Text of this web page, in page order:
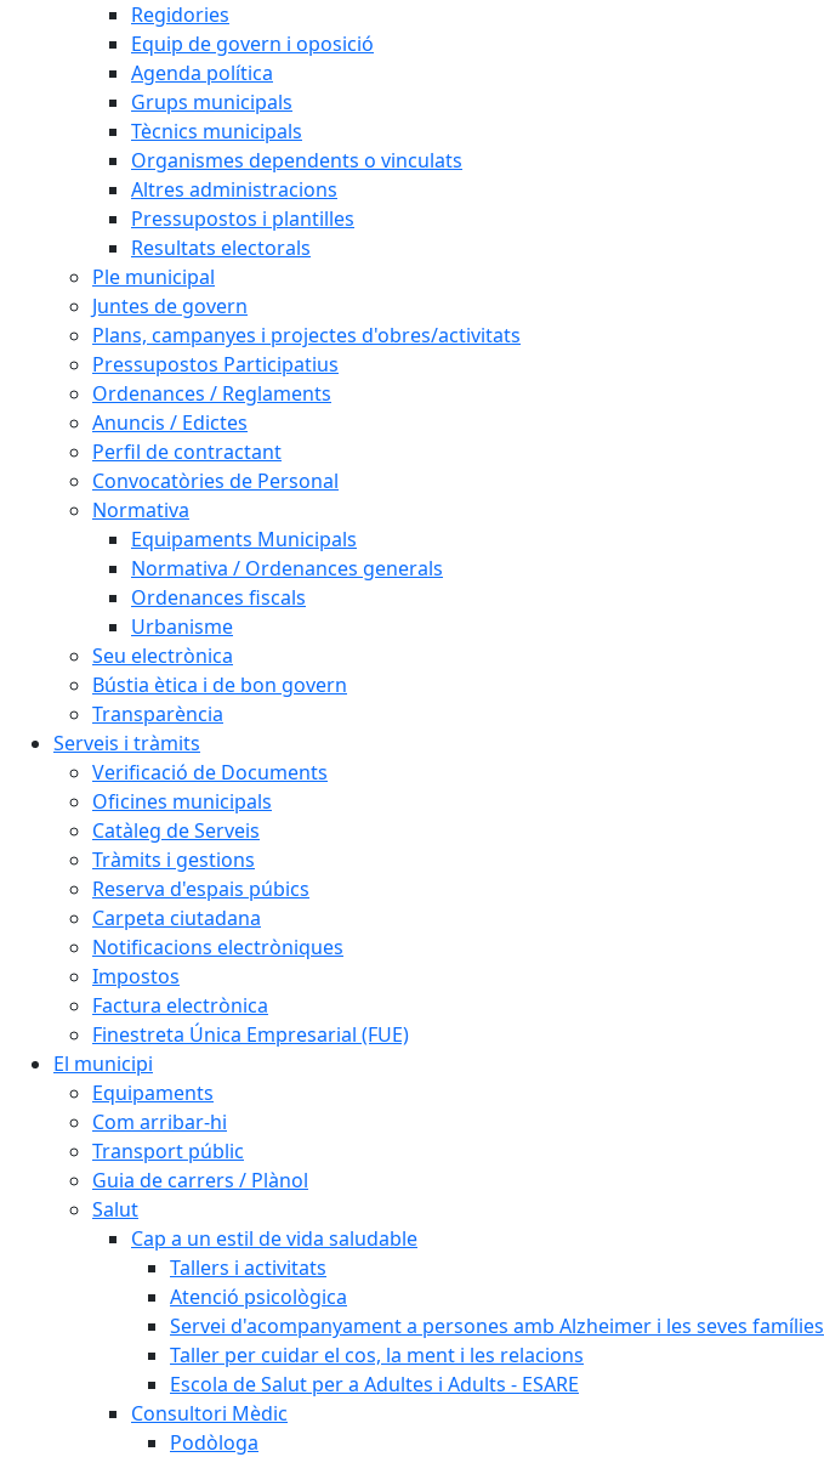
Regidories
Equip de govern i oposició
Agenda política
Grups municipals
Tècnics municipals
Organismes dependents o vinculats
Altres administracions
Pressupostos i plantilles
Resultats electorals
Ple municipal
Juntes de govern
Plans, campanyes i projectes d'obres/activitats
Pressupostos Participatius
Ordenances / Reglaments
Anuncis / Edictes
Perfil de contractant
Convocatòries de Personal
Normativa
Equipaments Municipals
Normativa / Ordenances generals
Ordenances fiscals
Urbanisme
Seu electrònica
Bústia ètica i de bon govern
Transparència
Serveis i tràmits
Verificació de Documents
Oficines municipals
Catàleg de Serveis
Tràmits i gestions
Reserva d'espais púbics
Carpeta ciutadana
Notificacions electròniques
Impostos
Factura electrònica
Finestreta Única Empresarial (FUE)
El municipi
Equipaments
Com arribar-hi
Transport públic
Guia de carrers / Plànol
Salut
Cap a un estil de vida saludable
Tallers i activitats
Atenció psicològica
Servei d'acompanyament a persones amb Alzheimer i les seves famílies
Taller per cuidar el cos, la ment i les relacions
Escola de Salut per a Adultes i Adults - ESARE
Consultori Mèdic
Podòloga